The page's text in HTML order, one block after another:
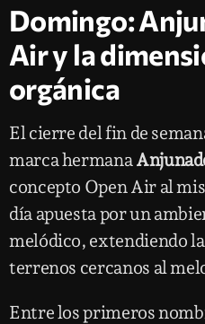
Domingo:
Air y la
orgánica
El cierre del fin de
marca hermana
concepto Open Air al
día apuesta por un
melódico, extendiendo
terrenos cercanos al
Entre los primeros